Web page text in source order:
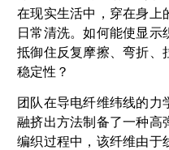
在现实生活中，穿在身上
日常清洗。如何能使显示
抵御住反复摩擦、弯折、
稳定性？
团队在导电纤维纬线的力
融挤出方法制备了一种高
编织过程中，该纤维由于